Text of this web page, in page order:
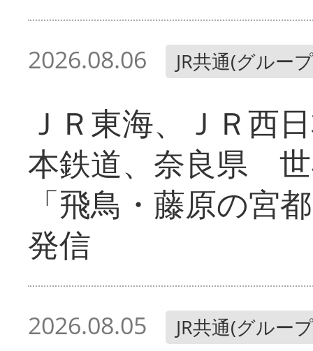
2026.08.06 JR共通(グルー
ＪＲ東海、ＪＲ西
本鉄道、奈良県
「飛鳥・藤原の宮
発信
2026.08.05 JR共通(グルー